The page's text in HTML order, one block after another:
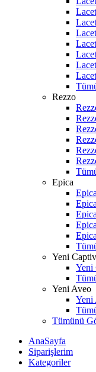
Rezzo
Epica
Yeni
Yeni
Yeni Aveo
Yeni
Tümünü
AnaSayfa
Siparişlerim
Kategoriler